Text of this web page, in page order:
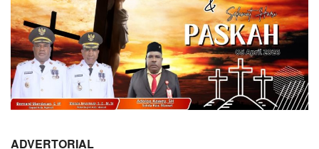
ADVERTORIAL